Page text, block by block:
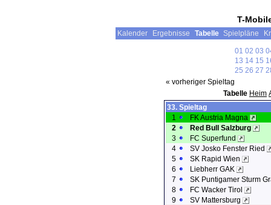
T-
Kalender Ergebnisse Tabelle Spielpläne
01 02 03
13 14 15
25 26 27
« vorheriger Spieltag
Tabelle Heim
33. Spieltag
1
FK Austria Magna
2
Red Bull Salzburg
3
FC Superfund
4
SV Josko Fenster Ried
5
SK Rapid Wien
6
Liebherr GAK
7
SK Puntigamer Sturm
8
FC Wacker Tirol
9
SV Mattersburg